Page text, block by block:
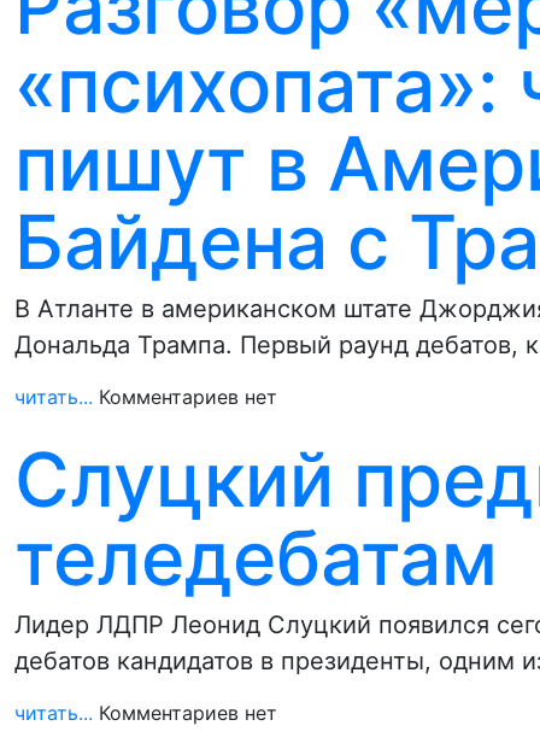
«психопата»:
пишут в
Байдена с
В Атланте в американском штате
Дональда Трампа. Первый раунд дебатов,
читать... Комментариев нет
Слуцкий
теледебатам
Лидер ЛДПР Леонид Слуцкий появился
дебатов кандидатов в президенты, одним
читать... Комментариев нет